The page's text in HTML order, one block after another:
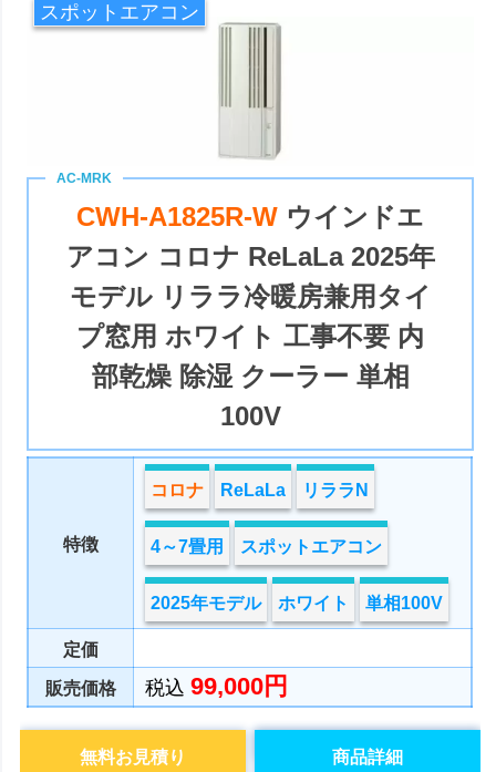
スポットエアコン
CWH-A1825R-W ウインドエ
アコン コロナ ReLaLa 2025年
モデル リララ冷暖房兼用タイ
プ窓用 ホワイト 工事不要 内
部乾燥 除湿 クーラー 単相
100V
特徴
コロナ ReLaLa リララN
4～7畳用 スポットエアコン
2025年モデル ホワイト 単相100V
定価
販売価格 税込99,000円
商品詳細
無料お見積り